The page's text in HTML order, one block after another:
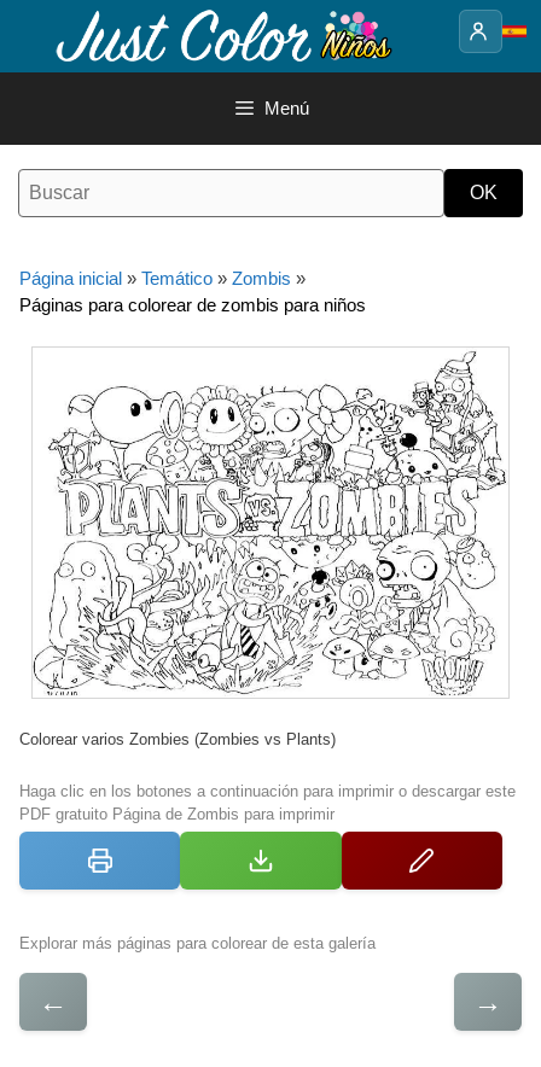
contenido
Menú
Página inicial » Temático » Zombis »
Páginas para colorear de zombis para niños
Colorear varios Zombies (Zombies vs Plants)
Haga clic en los botones a continuación para imprimir o descargar este
PDF gratuito Página de Zombis para imprimir
Explorar más páginas para colorear de esta galería
← →